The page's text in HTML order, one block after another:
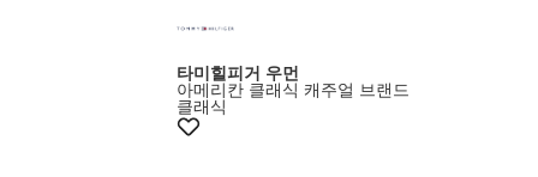
타미힐피거 우먼
아메리칸 클래식 캐주얼 브랜드
클래식